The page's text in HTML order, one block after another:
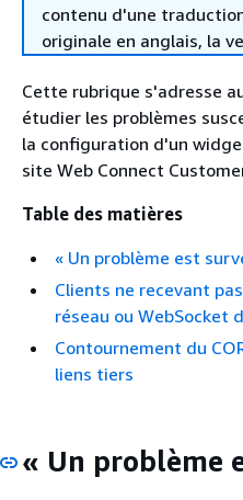
contenu d'une
originale en anglais, la
Cette rubrique s'adresse
étudier les problèmes
la configuration d'un
site Web Connect
Table des matières
« Un problème est
Clients ne recevant
réseau ou WebSocket
Contournement du
liens tiers
« Un problème